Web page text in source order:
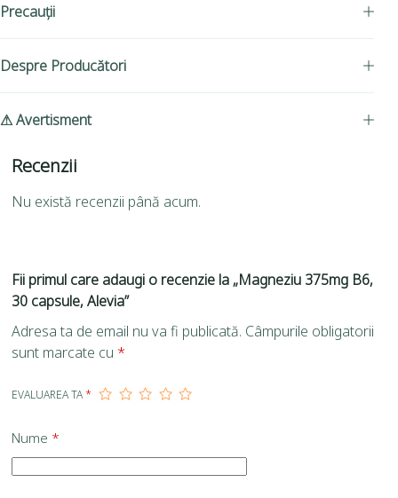
Precauții
Despre Producători
⚠ Avertisment
Recenzii
Nu există recenzii până acum.
Fii primul care adaugi o recenzie la „Magneziu 375mg B6,
30 capsule, Alevia”
Adresa ta de email nu va fi publicată. Câmpurile obligatorii
sunt marcate cu *
EVALUAREA TA*
Nume *